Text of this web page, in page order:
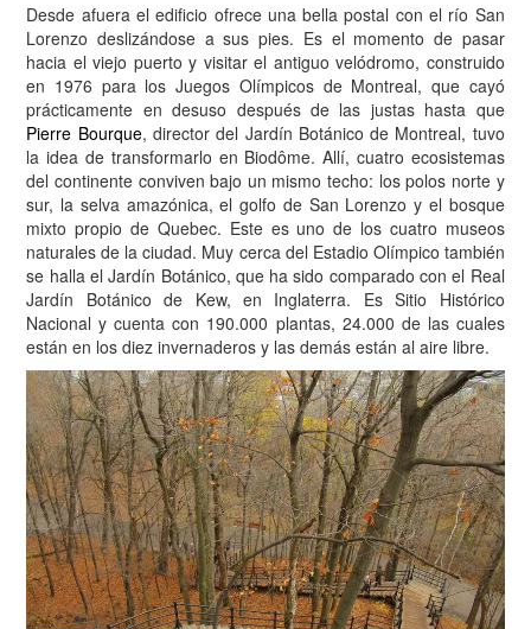
Desde afuera el edificio ofrece una bella postal con el río San
Lorenzo deslizándose a sus pies. Es el momento de pasar
hacia el viejo puerto y visitar el antiguo velódromo, construido
en 1976 para los Juegos Olímpicos de Montreal, que cayó
prácticamente en desuso después de las justas hasta que
Pierre Bourque, director del Jardín Botánico de Montreal, tuvo
la idea de transformarlo en Biodôme. Allí, cuatro ecosistemas
del continente conviven bajo un mismo techo: los polos norte y
sur, la selva amazónica, el golfo de San Lorenzo y el bosque
mixto propio de Quebec. Este es uno de los cuatro museos
naturales de la ciudad. Muy cerca del Estadio Olímpico también
se halla el Jardín Botánico, que ha sido comparado con el Real
Jardín Botánico de Kew, en Inglaterra. Es Sitio Histórico
Nacional y cuenta con 190.000 plantas, 24.000 de las cuales
están en los diez invernaderos y las demás están al aire libre.